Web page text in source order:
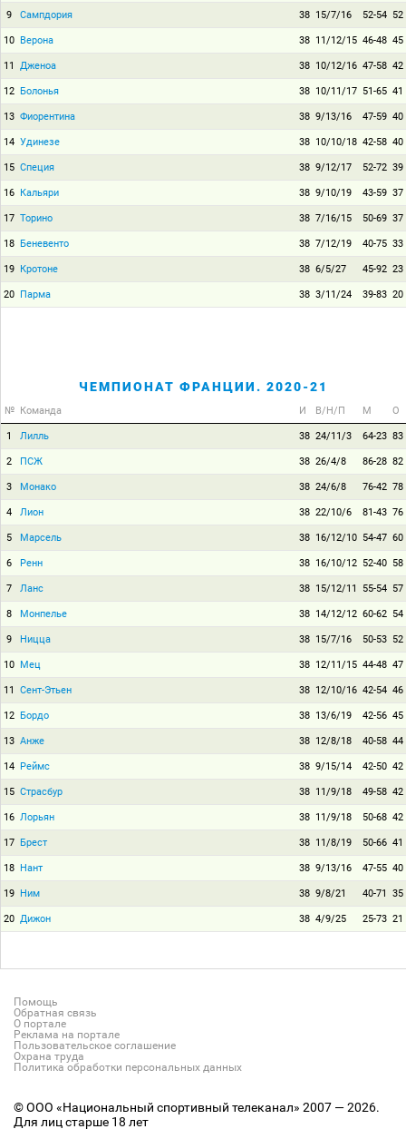
9 Сампдория 38 15/7/16 52-54 52
10 Верона 38 11/12/15 46-48 45
11 Дженоа 38 10/12/16 47-58 42
12 Болонья 38 10/11/17 51-65 41
13 Фиорентина 38 9/13/16 47-59 40
14 Удинезе 38 10/10/18 42-58 40
15 Специя 38 9/12/17 52-72 39
16 Кальяри 38 9/10/19 43-59 37
17 Торино 38 7/16/15 50-69 37
18 Беневенто 38 7/12/19 40-75 33
19 Кротоне 38 6/5/27 45-92 23
20 Парма 38 3/11/24 39-83 20
ЧЕМПИОНАТ ФРАНЦИИ. 2020-21
№ Команда И В/Н/П М О
1 Лилль 38 24/11/3 64-23 83
2 ПСЖ 38 26/4/8 86-28 82
3 Монако 38 24/6/8 76-42 78
4 Лион 38 22/10/6 81-43 76
5 Марсель 38 16/12/10 54-47 60
6 Ренн 38 16/10/12 52-40 58
7 Ланс 38 15/12/11 55-54 57
8 Монпелье 38 14/12/12 60-62 54
9 Ницца 38 15/7/16 50-53 52
10 Мец 38 12/11/15 44-48 47
11 Сент-Этьен 38 12/10/16 42-54 46
12 Бордо 38 13/6/19 42-56 45
13 Анже 38 12/8/18 40-58 44
14 Реймс 38 9/15/14 42-50 42
15 Страсбур 38 11/9/18 49-58 42
16 Лорьян 38 11/9/18 50-68 42
17 Брест 38 11/8/19 50-66 41
18 Нант 38 9/13/16 47-55 40
19 Ним 38 9/8/21 40-71 35
20 Дижон 38 4/9/25 25-73 21
Помощь
Обратная связь
О портале
Реклама на портале
Пользовательское соглашение
Охрана труда
Политика обработки персональных данных
© ООО «Национальный спортивный телеканал» 2007 — 2026.
Для лиц старше 18 лет